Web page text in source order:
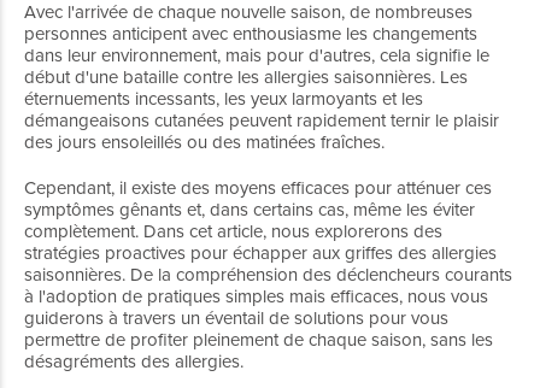
Avec l'arrivée de chaque nouvelle saison, de nombreuses
personnes anticipent avec enthousiasme les changements
dans leur environnement, mais pour d'autres, cela signifie le
début d'une bataille contre les allergies saisonnières. Les
éternuements incessants, les yeux larmoyants et les
démangeaisons cutanées peuvent rapidement ternir le plaisir
des jours ensoleillés ou des matinées fraîches.
Cependant, il existe des moyens efficaces pour atténuer ces
symptômes gênants et, dans certains cas, même les éviter
complètement. Dans cet article, nous explorerons des
stratégies proactives pour échapper aux griffes des allergies
saisonnières. De la compréhension des déclencheurs courants
à l'adoption de pratiques simples mais efficaces, nous vous
guiderons à travers un éventail de solutions pour vous
permettre de profiter pleinement de chaque saison, sans les
désagréments des allergies.